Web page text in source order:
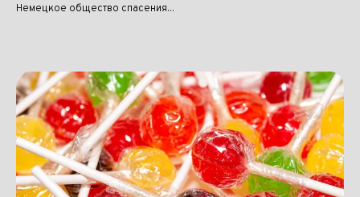
Немецкое общество спасения...